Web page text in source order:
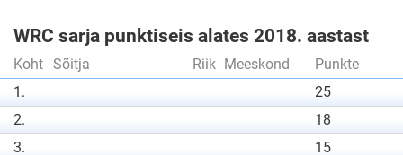
WRC sarja punktiseis alates 2018. aastast
Koht Sõitja Riik Meeskond
Punkte
1.
25
2.
18
3.
15